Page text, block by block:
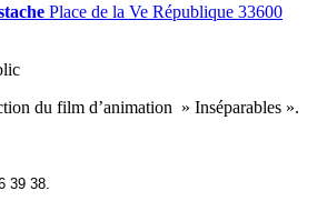
Place de la Ve République 33600
du film d’animation » Inséparables ».
39 38.